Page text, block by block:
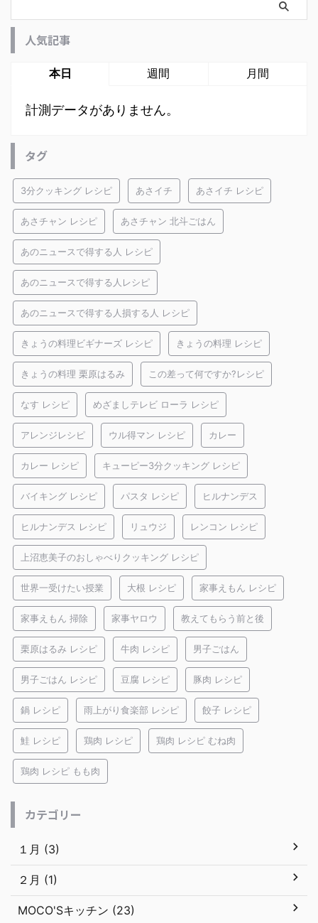
人気記事
本日 週間 月間
計測データがありません。
タグ
3分クッキング レシピ あさイチ あさイチ レシピ
あさチャン レシピ あさチャン 北斗ごはん
あのニュースで得する人 レシピ
あのニュースで得する人レシピ
あのニュースで得する人損する人 レシピ
きょうの料理ビギナーズ レシピ きょうの料理 レシピ
きょうの料理 栗原はるみ この差って何ですか?レシピ
なす レシピ めざましテレビ ローラ レシピ
アレンジレシピ ウル得マン レシピ カレー
カレー レシピ キューピー3分クッキング レシピ
バイキング レシピ パスタ レシピ ヒルナンデス
ヒルナンデス レシピ リュウジ レンコン レシピ
上沼恵美子のおしゃべりクッキング レシピ
世界一受けたい授業 大根 レシピ 家事えもん レシピ
家事えもん 掃除 家事ヤロウ 教えてもらう前と後
栗原はるみ レシピ 牛肉 レシピ 男子ごはん
男子ごはん レシピ 豆腐 レシピ 豚肉 レシピ
鍋 レシピ 雨上がり食楽部 レシピ 餃子 レシピ
鮭 レシピ 鶏肉 レシピ 鶏肉 レシピ むね肉
鶏肉 レシピ もも肉
カテゴリー
１月 (3)
２月 (1)
MOCO'Sキッチン (23)